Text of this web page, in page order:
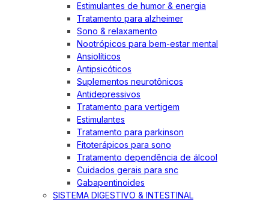
Estimulantes de humor & energia
Tratamento para alzheimer
Sono & relaxamento
Nootrópicos para bem-estar mental
Ansiolíticos
Antipsicóticos
Suplementos neurotônicos
Antidepressivos
Tratamento para vertigem
Estimulantes
Tratamento para parkinson
Fitoterápicos para sono
Tratamento dependência de álcool
Cuidados gerais para snc
Gabapentinoides
SISTEMA DIGESTIVO & INTESTINAL